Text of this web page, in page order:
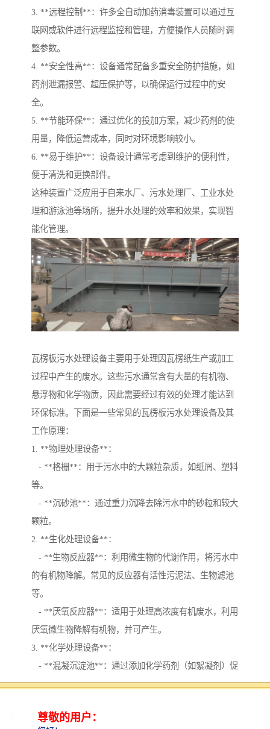
3. **远程控制**：许多全自动加药消毒装置可以通过互
联网或软件进行远程监控和管理，方便操作人员随时调
整参数。
4. **安全性高**：设备通常配备多重安全防护措施，如
药剂泄漏报警、超压保护等，以确保运行过程中的安
全。
5. **节能环保**：通过优化的投加方案，减少药剂的使
用量，降低运营成本，同时对环境影响较小。
6. **易于维护**：设备设计通常考虑到维护的便利性，
便于清洗和更换部件。
这种装置广泛应用于自来水厂、污水处理厂、工业水处
理和游泳池等场所，提升水处理的效率和效果，实现智
能化管理。
瓦楞板污水处理设备主要用于处理因瓦楞纸生产或加工
过程中产生的废水。这些污水通常含有大量的有机物、
悬浮物和化学物质，因此需要经过有效的处理才能达到
环保标准。下面是一些常见的瓦楞板污水处理设备及其
工作原理：
1. **物理处理设备**：
- **格栅**：用于污水中的大颗粒杂质，如纸屑、塑料
等。
- **沉砂池**：通过重力沉降去除污水中的砂粒和较大
颗粒。
2. **生化处理设备**：
- **生物反应器**：利用微生物的代谢作用，将污水中
的有机物降解。常见的反应器有活性污泥法、生物滤池
等。
- **厌氧反应器**：适用于处理高浓度有机废水，利用
厌氧微生物降解有机物，并可产生。
3. **化学处理设备**：
- **混凝沉淀池**：通过添加化学药剂（如絮凝剂）促
使悬浮物聚集，沉降去除。
害物质。